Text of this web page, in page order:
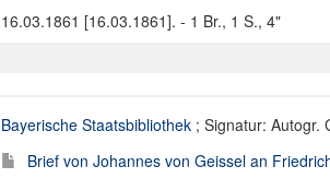
16.03.1861 [16.03.1861]. - 1 Br., 1 S., 4"
Bayerische Staatsbibliothek ; Signatur: Autogr.
Brief von Johannes von Geissel an